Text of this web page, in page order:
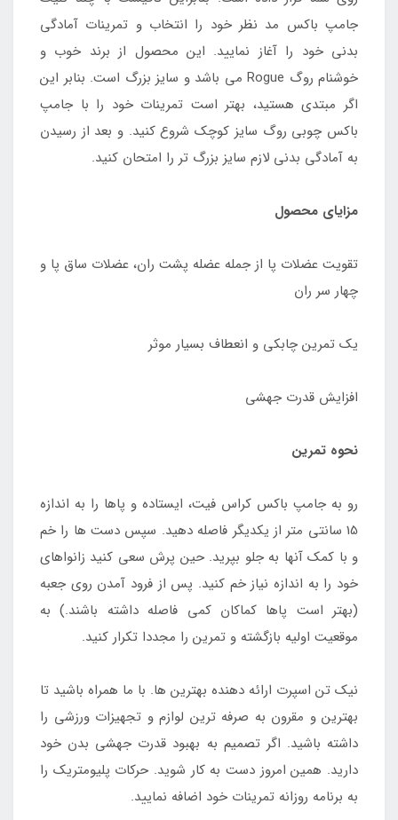
جامپ باکس مد نظر خود را انتخاب و تمرینات آمادگی
بدنی خود را آغاز نمایید. این محصول از برند خوب و
خوشنام روگ Rogue می باشد و سایز بزرگ است. بنابر این
اگر مبتدی هستید، بهتر است تمرینات خود را با جامپ
باکس چوبی روگ سایز کوچک شروع کنید. و بعد از رسیدن
به آمادگی بدنی لازم سایز بزرگ تر را امتحان کنید.
مزایای محصول
تقویت عضلات پا از جمله عضله پشت ران، عضلات ساق پا و
چهار سر ران
یک تمرین چابکی و انعطاف بسیار موثر
افزایش قدرت جهشی
نحوه تمرین
رو به جامپ باکس کراس فیت، ایستاده و پاها را به اندازه
15 سانتی متر از یکدیگر فاصله دهید. سپس دست ها را خم
و با کمک آنها به جلو بپرید. حین پرش سعی کنید زانواهای
خود را به اندازه نیاز خم کنید. پس از فرود آمدن روی جعبه
(بهتر است پاها کماکان کمی فاصله داشته باشند.) به
موقعیت اولیه بازگشته و تمرین را مجددا تکرار کنید.
نیک تن اسپرت ارائه دهنده بهترین ها. با ما همراه باشید تا
بهترین و مقرون به صرفه ترین لوازم و تجهیزات ورزشی را
داشته باشید. اگر تصمیم به بهبود قدرت جهشی بدن خود
دارید. همین امروز دست به کار شوید. حرکات پلیومتریک را
به برنامه روزانه تمرینات خود اضافه نمایید.